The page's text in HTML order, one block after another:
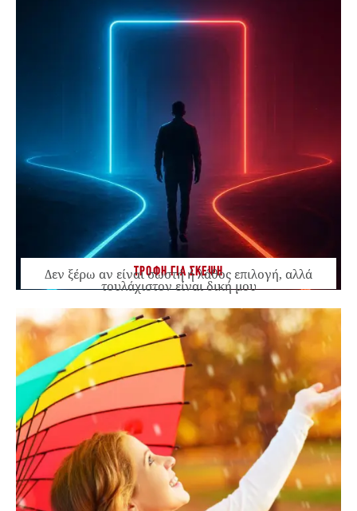
ΤΡΟΦΗ ΓΙΑ ΣΚΕΨΗ
Δεν ξέρω αν είναι σωστή ή λάθος επιλογή, αλλά
τουλάχιστον είναι δική μου